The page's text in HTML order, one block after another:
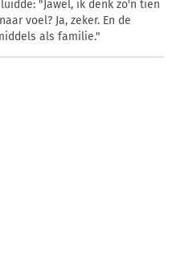
"Jawel, ik denk zo'n tien
voel? Ja, zeker. En de
als familie."